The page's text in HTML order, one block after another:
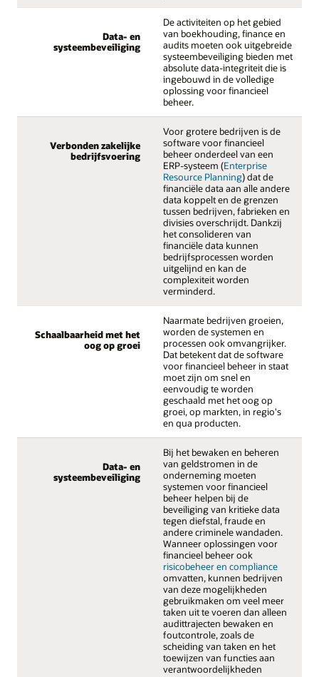
Data- en
systeembeveiliging
De activiteiten op het gebied
van boekhouding, finance en
audits moeten ook uitgebreide
systeembeveiliging bieden met
absolute data-integriteit die is
ingebouwd in de volledige
oplossing voor financieel
beheer.
Verbonden zakelijke
bedrijfsvoering
Voor grotere bedrijven is de
software voor financieel
beheer onderdeel van een
ERP-systeem (Enterprise
Resource Planning) dat de
financiële data aan alle andere
data koppelt en de grenzen
tussen bedrijven, fabrieken en
divisies overschrijdt. Dankzij
het consolideren van
financiële data kunnen
bedrijfsprocessen worden
uitgelijnd en kan de
complexiteit worden
verminderd.
Schaalbaarheid met het
oog op groei
Naarmate bedrijven groeien,
worden de systemen en
processen ook omvangrijker.
Dat betekent dat de software
voor financieel beheer in staat
moet zijn om snel en
eenvoudig te worden
geschaald met het oog op
groei, op markten, in regio's
en qua producten.
Data- en
systeembeveiliging
Bij het bewaken en beheren
van geldstromen in de
onderneming moeten
systemen voor financieel
beheer helpen bij de
beveiliging van kritieke data
tegen diefstal, fraude en
andere criminele wandaden.
Wanneer oplossingen voor
financieel beheer ook
risicobeheer en compliance
omvatten, kunnen bedrijven
van deze mogelijkheden
gebruikmaken om veel meer
taken uit te voeren dan alleen
audittrajecten bewaken en
foutcontrole, zoals de
scheiding van taken en het
toewijzen van functies aan
verantwoordelijkheden